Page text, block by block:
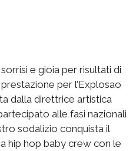
e gioia per risultati di
per l’Explosao
dalla direttrice artistica
alle fasi nazionali
sodalizio conquista il
hip hop baby crew con le